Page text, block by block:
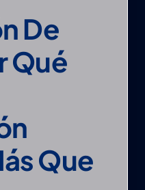
De
Qué
Que